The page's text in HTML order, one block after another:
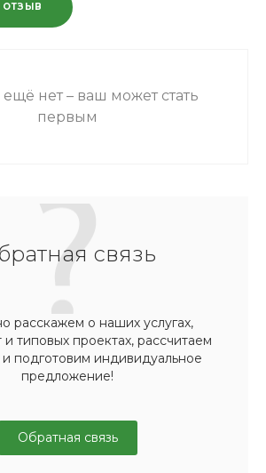
ОТЗЫВ
нет – ваш может стать
первым
связь
расскажем о наших услугах,
и типовых проектах, рассчитаем
и подготовим индивидуальное
предложение!
Обратная связь